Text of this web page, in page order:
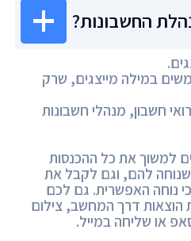
החשבונות?
במילה מייצגים, שרק
חשבון, מנהלי חשבונות
למשוך את כל ההכנסות
להם, וגם לקבל את
נוחה האפשרית. גם לכם
הוצאות דרך המחשב, צילום
או שליחה במייל.